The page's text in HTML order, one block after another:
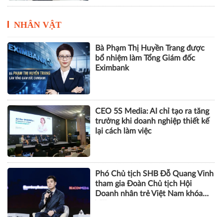
có 1 năm kinh nghiệm làm việc
trước khi nhận bằng
NHÂN VẬT
Bà Phạm Thị Huyền Trang được
bổ nhiệm làm Tổng Giám đốc
Eximbank
CEO 5S Media: AI chỉ tạo ra tăng
trưởng khi doanh nghiệp thiết kế
lại cách làm việc